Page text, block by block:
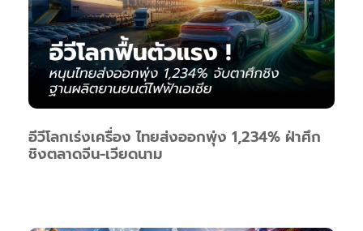
อีวีโลกเร่งเครื่อง ไทยส่งออกพุ่ง 1,234% ฝ่าศึก
ชิงตลาดจีน-เวียดนาม